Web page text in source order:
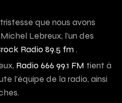
que nous avons
Lebreux, l’un des
Radio 89.5 fm .
Radio 666 99.1 FM tient à
l’équipe de la radio, ainsi